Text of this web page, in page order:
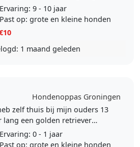
met honden uit de buurt
het uitlaten. Ik vind het heel
om met..
9 - 10 jaar
Past op: grote en kleine honden
1 maand geleden
Hondenoppas Groningen
zelf thuis bij mijn ouders 13
lang een golden retriever
Het lijkt mij leuk om mijn
kennis te laten maken
0 - 1 jaar
Past op: grote en kleine honden